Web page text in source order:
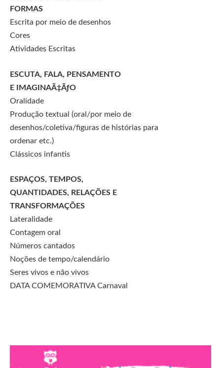
FORMAS
Escrita por meio de desenhos
Cores
Atividades Escritas
ESCUTA, FALA, PENSAMENTO
E IMAGINAÃ‡ÃƒO
Oralidade
Produção textual (oral/por meio de
desenhos/coletiva/figuras de histórias para
ordenar etc.)
Clássicos infantis
ESPAÇOS, TEMPOS,
QUANTIDADES, RELAÇÕES E
TRANSFORMAÇÕES
Lateralidade
Contagem oral
Números cantados
Noções de tempo/calendário
Seres vivos e não vivos
DATA COMEMORATIVA Carnaval